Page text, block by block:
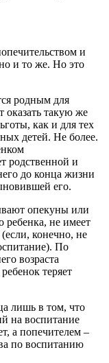
и
и то же. Но это
родным для
оказать такую же
как и для тех
детей. Не более.
родственной и
до конца жизни
его.
опекуны или
ребенка, не имеет
конечно, не
По
возраста
теряет
лишь в том, что
на воспитание
а попечителем –
по воспитанию